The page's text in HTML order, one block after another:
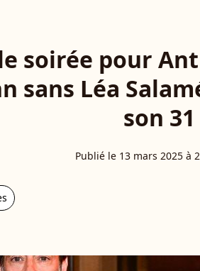
soirée pour
sans Léa
son 31
Publié le 13 mars 2025 à